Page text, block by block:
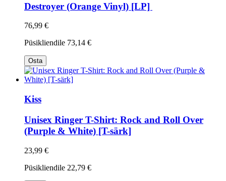
Destroyer (Orange Vinyl) [LP]
76,99 €
Püsikliendile 73,14 €
Osta
Kiss
Unisex Ringer T-Shirt: Rock and Roll Over
(Purple & White) [T-särk]
23,99 €
Püsikliendile 22,79 €